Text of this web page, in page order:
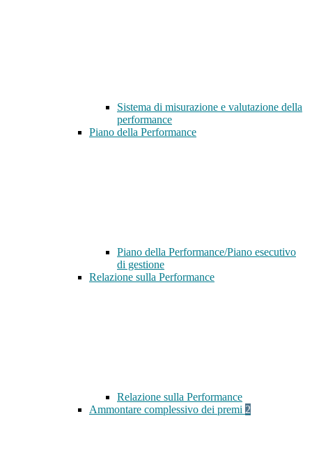
Sistema di misurazione e valutazione della
performance
Piano della Performance
Piano della Performance/Piano esecutivo
di gestione
Relazione sulla Performance
Relazione sulla Performance
Ammontare complessivo dei premi 2